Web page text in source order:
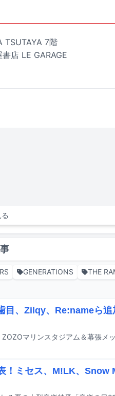
TSUTAYA 7階
店 LE GARAGE
GENERATIONS
THE
目、Zilqy、Re:nameら
！ミセス、M!LK、Snow